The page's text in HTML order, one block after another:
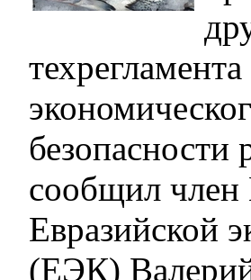
сообщил член
Евразийской
(ЕЭК)